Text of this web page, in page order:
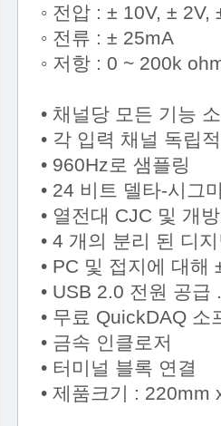
◦ 전압 : ± 10V, ±
◦ 전류 : ± 25mA
◦ 저항 : 0 ~ 200k
• 채널당 모든 기능
• 각 입력 채널 독립
• 960Hz로 샘플링
• 24 비트 델타-시그
• 열전대 CJC 및 개
• 4 개의 분리 된 디
• PC 및 접지에 대해
• USB 2.0 전원 공
• 무료 QuickDAQ
• 금속 인클로저
• 터미널 블록 연결
• 제품크기 :